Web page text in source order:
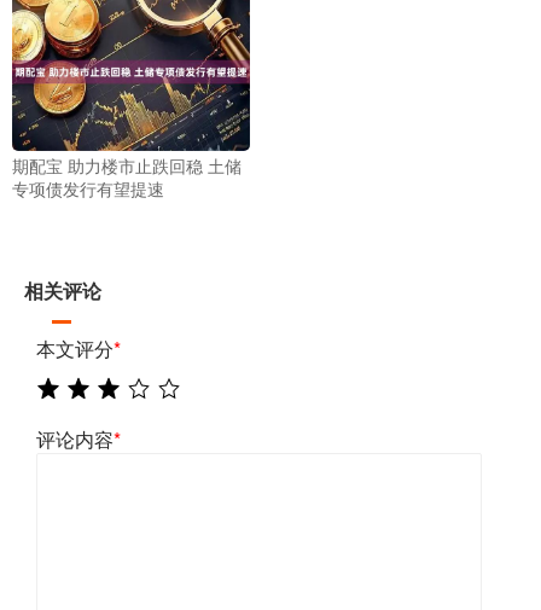
期配宝 助力楼市止跌回稳 土储
专项债发行有望提速
相关评论
本文评分*
评论内容*